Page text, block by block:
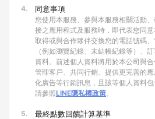
4. 同意事項
您使用本服務、參與本服務相關活動
接之應用程式及服務時，即代表您同
取得或與合作夥伴交換您的電話號碼
（例如瀏覽紀錄、未結帳紀錄等）、
資料。前述個人資料將用於本公司與
管理客戶、共同行銷、提供更完善的
化廣告等行銷訊息，且該等個人資料
請參照LINE隱私權政策。
5. 最終點數回饋計算基準